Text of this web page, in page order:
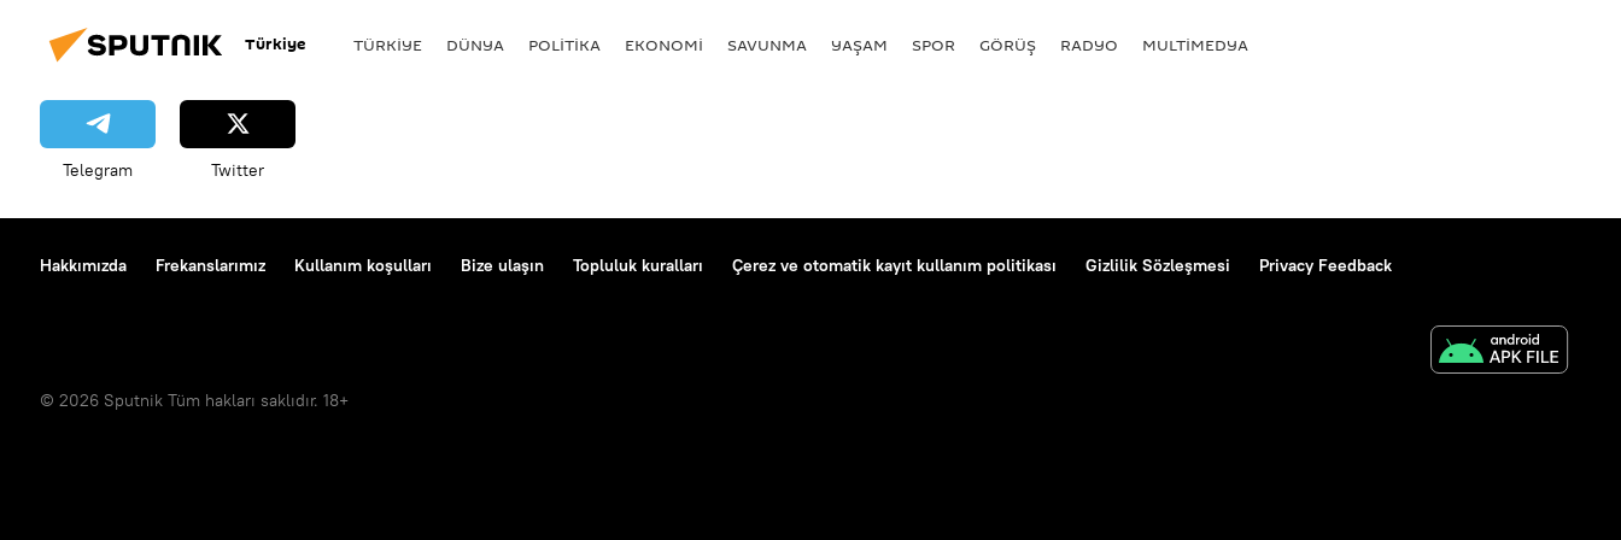
Türkiye TÜRKIYE DÜNYA POLİTİKA EKONOMİ SAVUNMA YAŞAM SPOR GÖRÜŞ RADYO MULTİMEDYA
Telegram Twitter
Hakkımızda Frekanslarımız Kullanım koşulları Bize ulaşın Topluluk kuralları Çerez ve otomatik kayıt kullanım politikası Gizlilik Sözleşmesi Privacy Feedback
© 2026 Sputnik Tüm hakları saklıdır. 18+